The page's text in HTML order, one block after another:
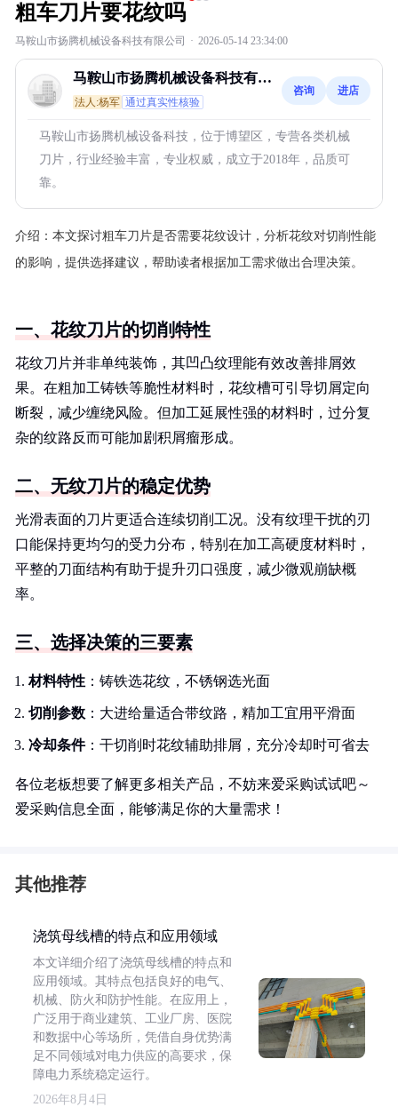
粗车刀片要花纹吗
马鞍山市扬腾机械设备科技有限公司 · 2026-05-14 23:34:00
马鞍山市扬腾机械设备科技有限
公司
法人:杨军 通过真实性核验
咨询 进店
马鞍山市扬腾机械设备科技，位于博望区，专营各类机械
刀片，行业经验丰富，专业权威，成立于2018年，品质可
靠。
介绍： 本文探讨粗车刀片是否需要花纹设计，分析花纹对切削性能
的影响，提供选择建议，帮助读者根据加工需求做出合理决策。
一、花纹刀片的切削特性
花纹刀片并非单纯装饰，其凹凸纹理能有效改善排屑效
果。在粗加工铸铁等脆性材料时，花纹槽可引导切屑定向
断裂，减少缠绕风险。但加工延展性强的材料时，过分复
杂的纹路反而可能加剧积屑瘤形成。
二、无纹刀片的稳定优势
光滑表面的刀片更适合连续切削工况。没有纹理干扰的刃
口能保持更均匀的受力分布，特别在加工高硬度材料时，
平整的刀面结构有助于提升刃口强度，减少微观崩缺概
率。
三、选择决策的三要素
材料特性 ：铸铁选花纹，不锈钢选光面
切削参数 ：大进给量适合带纹路，精加工宜用平滑面
冷却条件：干切削时花纹辅助排屑，充分冷却时可省去
各位老板想要了解更多相关产品，不妨来爱采购试试吧～
爱采购信息全面，能够满足你的大量需求！
其他推荐
浇筑母线槽的特点和应用领域
本文详细介绍了浇筑母线槽的特点和
应用领域。其特点包括良好的电气、
机械、防火和防护性能。在应用上，
广泛用于商业建筑、工业厂房、医院
和数据中心等场所，凭借自身优势满
足不同领域对电力供应的高要求，保
障电力系统稳定运行。
2026年8月4日